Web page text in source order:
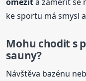
ke sportu má smysl
Mohu chodit s
sauny?
Návštěva bazénu